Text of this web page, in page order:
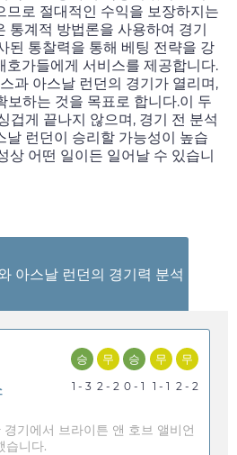
므로 절대적인 수익을 보장하지는
통계적 방법론을 사용하여 경기
된 통찰력을 통해 베팅 전략을 강
호가들에게 서비스를 제공합니다.
과 아스날 런던의 경기가 열리며,
보하는 것을 목표로 합니다.이 두
겁게 끝나지 않으며, 경기 전 분석
날 런던이 승리할 가능성이 높습
상 어떤 일이든 일어날 수 있습니
아스날 런던의 경기력 분석
승
1 - 3
무
2 - 2
승
0 - 1
무
1 - 1
무
2 - 2
기에서 브라이튼 앤 호브 앨비언
습니다.